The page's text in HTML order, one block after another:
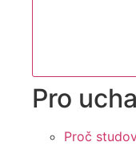
Pro
Proč